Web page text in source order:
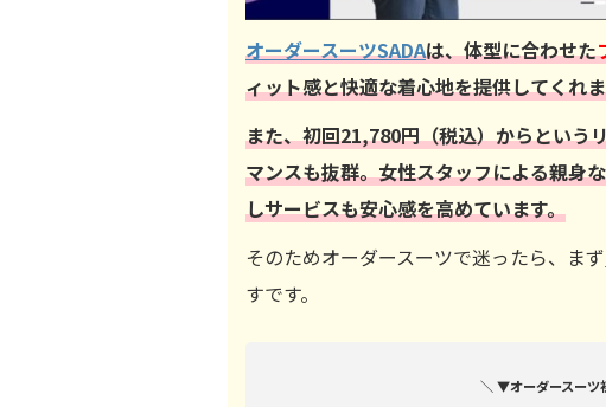
オーダースーツSADAは、体型に合わせた
ィット感と快適な着心地を提供してくれ
また、初回21,780円（税込）からという
マンスも抜群。女性スタッフによる親身
しサービスも安心感を高めています。
そのためオーダースーツで迷ったら、まず
すです。
＼ ▼オーダースーツ